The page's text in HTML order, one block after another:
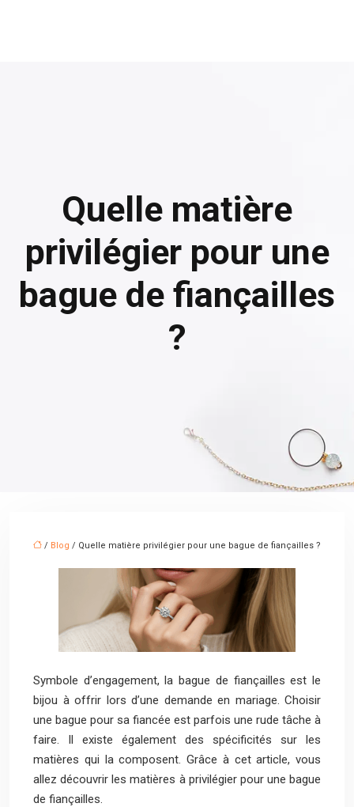
Quelle matière
privilégier pour une
bague de fiançailles
?
/ Blog / Quelle matière privilégier pour une bague de fiançailles ?
Symbole d’engagement, la bague de fiançailles est le
bijou à offrir lors d’une demande en mariage. Choisir
une bague pour sa fiancée est parfois une rude tâche à
faire. Il existe également des spécificités sur les
matières qui la composent. Grâce à cet article, vous
allez découvrir les matières à privilégier pour une bague
de fiançailles.